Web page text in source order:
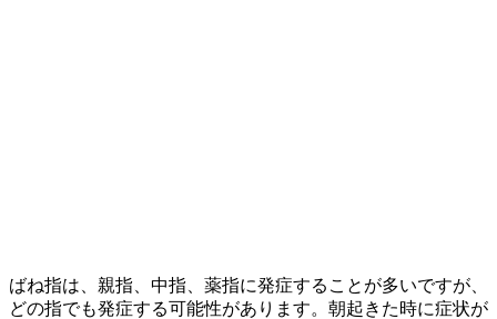
ばね指は、親指、中指、薬指に発症することが多いですが、
どの指でも発症する可能性があります。朝起きた時に症状が